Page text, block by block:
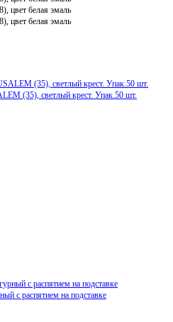
(35), светлый крест. Упак.50 шт.
с распятием на подставке